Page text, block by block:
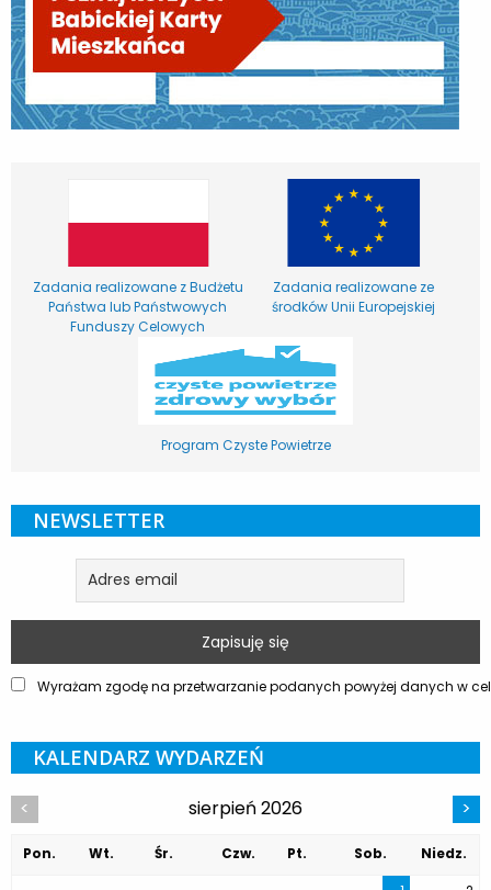
Zadania realizowane z Budżetu
Państwa lub Państwowych
Funduszy Celowych
Zadania realizowane ze
środków Unii Europejskiej
Program Czyste Powietrze
NEWSLETTER
Wyrażam zgodę na przetwarzanie podanych powyżej danych w
KALENDARZ WYDARZEŃ
< sierpień 2026 >
Pon. Wt. Śr. Czw. Pt. Sob.
Niedz.